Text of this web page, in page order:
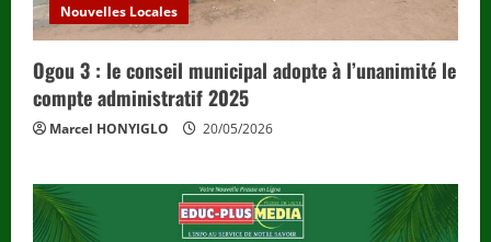
Nouvelles Locales
Ogou 3 : le conseil municipal adopte à l’unanimité le
compte administratif 2025
Marcel HONYIGLO 20/05/2026